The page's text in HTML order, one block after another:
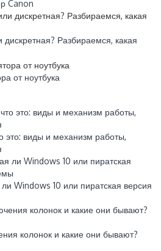
Canon
дискретная? Разбираемся, какая
от ноутбука
это: виды и механизм работы,
Windows 10 или пиратская версия
колонок и какие они бывают?